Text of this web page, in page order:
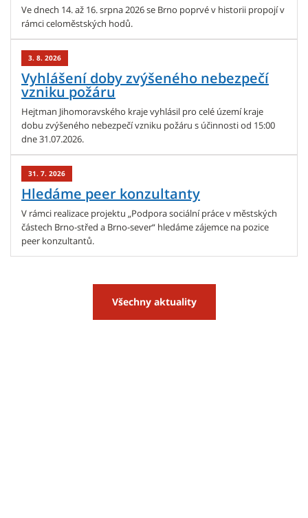
Ve dnech 14. až 16. srpna 2026 se Brno poprvé v historii propojí v
rámci celoměstských hodů.
3. 8. 2026
Vyhlášení doby zvýšeného nebezpečí
vzniku požáru
Hejtman Jihomoravského kraje vyhlásil pro celé území kraje
dobu zvýšeného nebezpečí vzniku požáru s účinnosti od 15:00
dne 31.07.2026.
31. 7. 2026
Hledáme peer konzultanty
V rámci realizace projektu „Podpora sociální práce v městských
částech Brno-střed a Brno-sever“ hledáme zájemce na pozice
peer konzultantů.
Všechny aktuality